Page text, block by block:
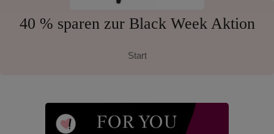
40 % sparen zur Black Week Aktion
Start